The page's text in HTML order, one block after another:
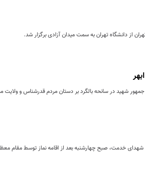
از دانشگاه تهران به سمت میدان آزادی برگزار شد.
شهید در سانحه بالگرد بر دستان مردم قدرشناس و ولایت
شهدای خدمت، صبح چهارشنبه بعد از اقامه نماز توسط مقام